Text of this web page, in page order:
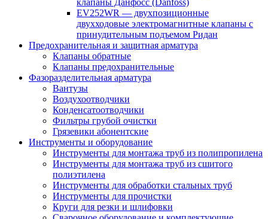
клапаны Данфосс (Danfoss)
EV252WR — двухпозиционные
двухходовые электромагнитные клапаны с
принудительным подъемом Ридан
Предохранительная и защитная арматура
Клапаны обратные
Клапаны предохранительные
Фазоразделительная арматура
Вантузы
Воздухоотводчики
Конденсатоотводчики
Фильтры грубой очистки
Грязевики абонентские
Инструменты и оборудование
Инструменты для монтажа труб из полипропилена
Инструменты для монтажа труб из сшитого
полиэтилена
Инструменты для обработки стальных труб
Инструменты для прочистки
Круги для резки и шлифовки